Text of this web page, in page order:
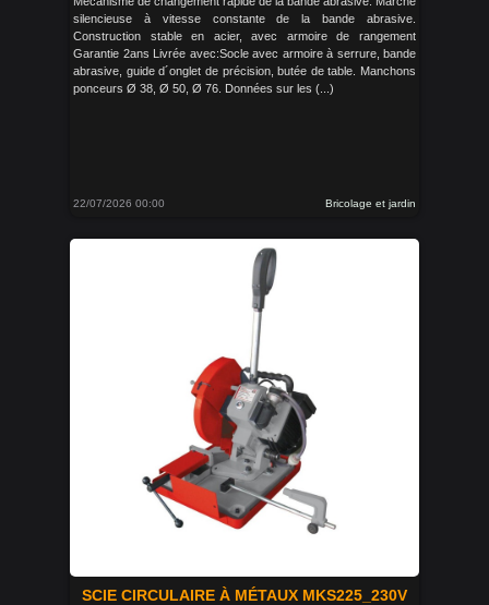
silencieuse à vitesse constante de la bande abrasive.
Construction stable en acier, avec armoire de rangement
Garantie 2ans Livrée avec:Socle avec armoire à serrure, bande
abrasive, guide d´onglet de précision, butée de table. Manchons
ponceurs Ø 38, Ø 50, Ø 76. Données sur les (...)
22/07/2026 00:00 Bricolage et jardin
SCIE CIRCULAIRE À MÉTAUX MKS225_230V